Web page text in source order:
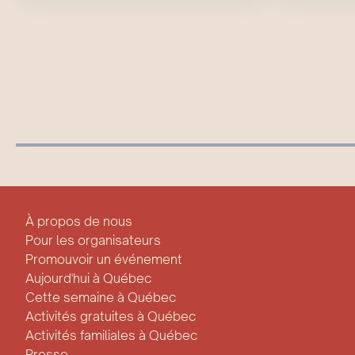
À propos de nous
Pour les organisateurs
Promouvoir un événement
Aujourd'hui à Québec
Cette semaine à Québec
Activités gratuites à Québec
Activités familiales à Québec